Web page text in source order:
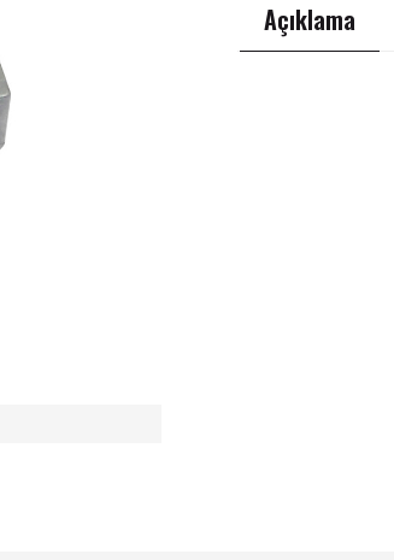
Açıklama